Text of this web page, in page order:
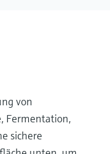
von
Fermentation,
sichere